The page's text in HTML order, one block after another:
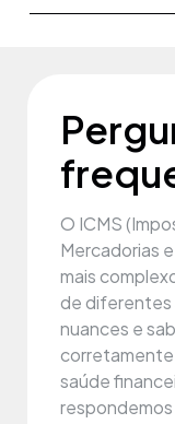
O ICMS
Mercadorias
mais
de diferentes
nuances e
saúde